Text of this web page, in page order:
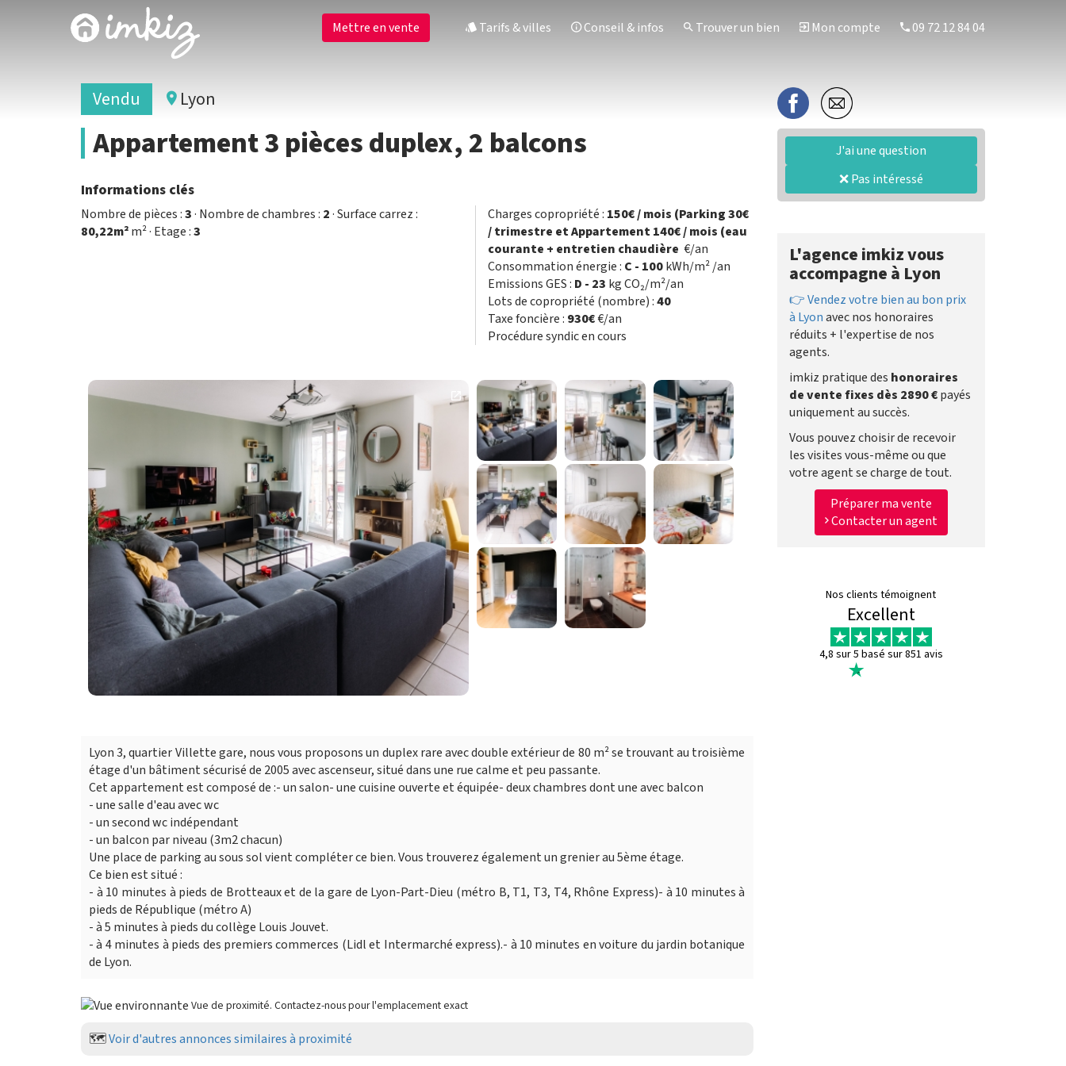
Mettre en vente Tarifs & villes Conseil & infos Trouver un bien Mon compte 09 72 12 84 04
Vendu Lyon
Appartement 3 pièces duplex, 2 balcons
Informations clés
Nombre de pièces :3· Nombre de chambres : 2· Surface carrez :
80,22m²m² · Etage :3
Charges copropriété : 150€ / mois (Parking 30€
/ trimestre et Appartement 140€ / mois (eau
courante + entretien chaudière €/an
Consommation énergie : C - 100kWh/m² /an
Emissions GES : D - 23 kg CO₂/m²/an
Lots de copropriété (nombre) :40
Taxe foncière : 930€€/an
Procédure syndic en cours
Lyon 3, quartier Villette gare, nous vous proposons un duplex rare avec double extérieur de 80 m² se trouvant au troisième
étage d'un bâtiment sécurisé de 2005 avec ascenseur, situé dans une rue calme et peu passante.
Cet appartement est composé de :- un salon- une cuisine ouverte et équipée- deux chambres dont une avec balcon
- une salle d'eau avec wc
- un second wc indépendant
- un balcon par niveau (3m2 chacun)
Une place de parking au sous sol vient compléter ce bien. Vous trouverez également un grenier au 5ème étage.
Ce bien est situé :
- à 10 minutes à pieds de Brotteaux et de la gare de Lyon-Part-Dieu (métro B, T1, T3, T4, Rhône Express)- à 10 minutes à
pieds de République (métro A)
- à 5 minutes à pieds du collège Louis Jouvet.
- à 4 minutes à pieds des premiers commerces (Lidl et Intermarché express).- à 10 minutes en voiture du jardin botanique
de Lyon.
Vue de proximité. Contactez-nous pour l'emplacement exact
🗺️Voir d'autres annonces similaires à proximité
J'ai une question
❌ Pas intéressé
L'agence imkiz vous
accompagne à Lyon
👉 Vendez votre bien au bon prix
à Lyonavec nos honoraires
réduits + l'expertise de nos
agents.
imkiz pratique des honoraires
de vente fixes dès 2890 €payés
uniquement au succès.
Vous pouvez choisir de recevoir
les visites vous-même ou que
votre agent se charge de tout.
Préparer ma vente
Contacter un agent
Nos clients témoignent
Excellent
4,8 sur 5 basé sur 851 avis